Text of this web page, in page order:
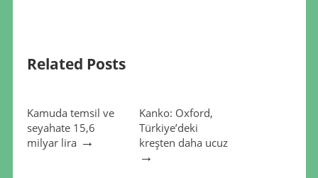
Related Posts
Kamuda temsil ve
seyahate 15,6
milyar lira→
Kanko: Oxford,
Türkiye’deki
kreşten daha ucuz
→